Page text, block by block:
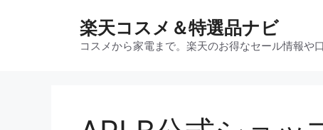
楽天コスメ＆特選品ナビ
コスメから家電まで。楽天のお得なセール情報や